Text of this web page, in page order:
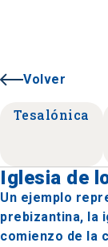
Volver
Tesalónica
Iglesia de
Un ejemplo
prebizantina, la
comienzo de la